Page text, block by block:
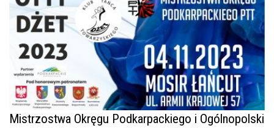
Mistrzostwa Okręgu Podkarpackiego i Ogólnopolski